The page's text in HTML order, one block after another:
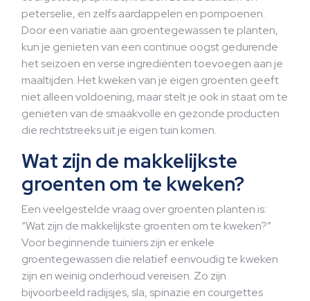
peterselie, en zelfs aardappelen en pompoenen.
Door een variatie aan groentegewassen te planten,
kun je genieten van een continue oogst gedurende
het seizoen en verse ingrediënten toevoegen aan je
maaltijden. Het kweken van je eigen groenten geeft
niet alleen voldoening, maar stelt je ook in staat om te
genieten van de smaakvolle en gezonde producten
die rechtstreeks uit je eigen tuin komen.
Wat zijn de makkelijkste
groenten om te kweken?
Een veelgestelde vraag over groenten planten is:
“Wat zijn de makkelijkste groenten om te kweken?”
Voor beginnende tuiniers zijn er enkele
groentegewassen die relatief eenvoudig te kweken
zijn en weinig onderhoud vereisen. Zo zijn
bijvoorbeeld radijsjes, sla, spinazie en courgettes